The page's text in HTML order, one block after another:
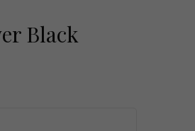
Black